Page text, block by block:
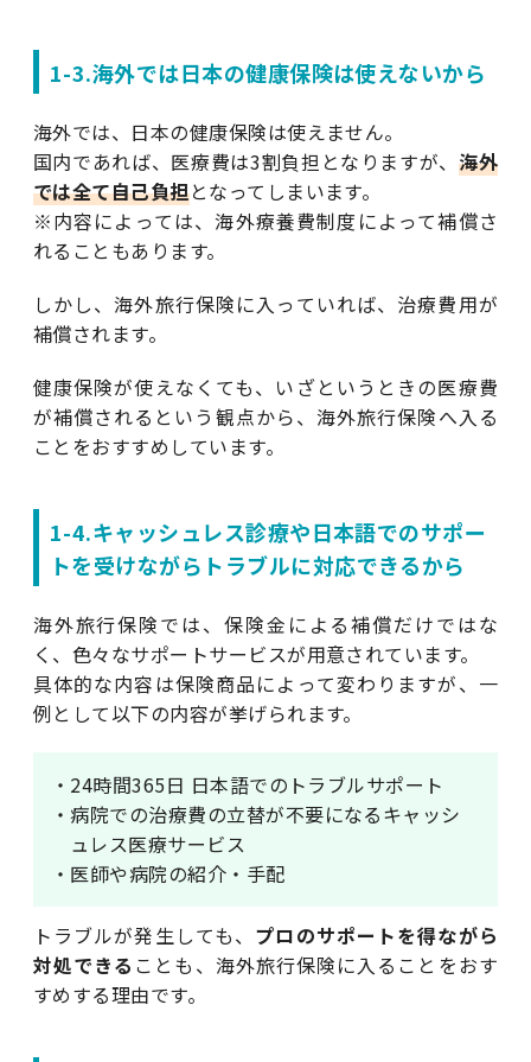
1-3.海外では日本の健康保険は使えないから
海外では、日本の健康保険は使えません。
国内であれば、医療費は3割負担となりますが、海外
では全て自己負担となってしまいます。
※内容によっては、海外療養費制度によって補償さ
れることもあります。
しかし、海外旅行保険に入っていれば、治療費用が
補償されます。
健康保険が使えなくても、いざというときの医療費
が補償されるという観点から、海外旅行保険へ入る
ことをおすすめしています。
1-4.キャッシュレス診療や日本語でのサポー
トを受けながらトラブルに対応できるから
海外旅行保険では、保険金による補償だけではな
く、色々なサポートサービスが用意されています。
具体的な内容は保険商品によって変わりますが、一
例として以下の内容が挙げられます。
・24時間365日 日本語でのトラブルサポート
・病院での治療費の立替が不要になるキャッシ
ュレス医療サービス
・医師や病院の紹介・手配
トラブルが発生しても、 プロのサポートを得ながら
対処できる ことも、海外旅行保険に入ることをおす
すめする理由です。